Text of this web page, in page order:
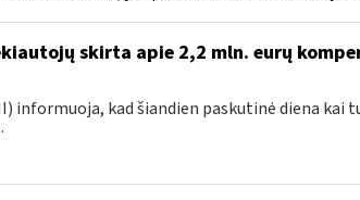
skirta apie 2,2 mln. eurų
informuoja, kad šiandien paskutinė diena kai